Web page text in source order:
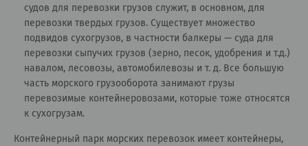
судов для перевозки грузов служит, в основном, для
перевозки твердых грузов. Существует множество
подвидов сухогрузов, в частности балкеры — суда для
перевозки сыпучих грузов (зерно, песок, удобрения и т.д.)
навалом, лесовозы, автомобилевозы и т. д. Все большую
часть морского грузооборота занимают грузы
перевозимые контейнеровозами, которые тоже относятся
к сухогрузам.
Контейнерный парк морских перевозок имеет контейнеры,